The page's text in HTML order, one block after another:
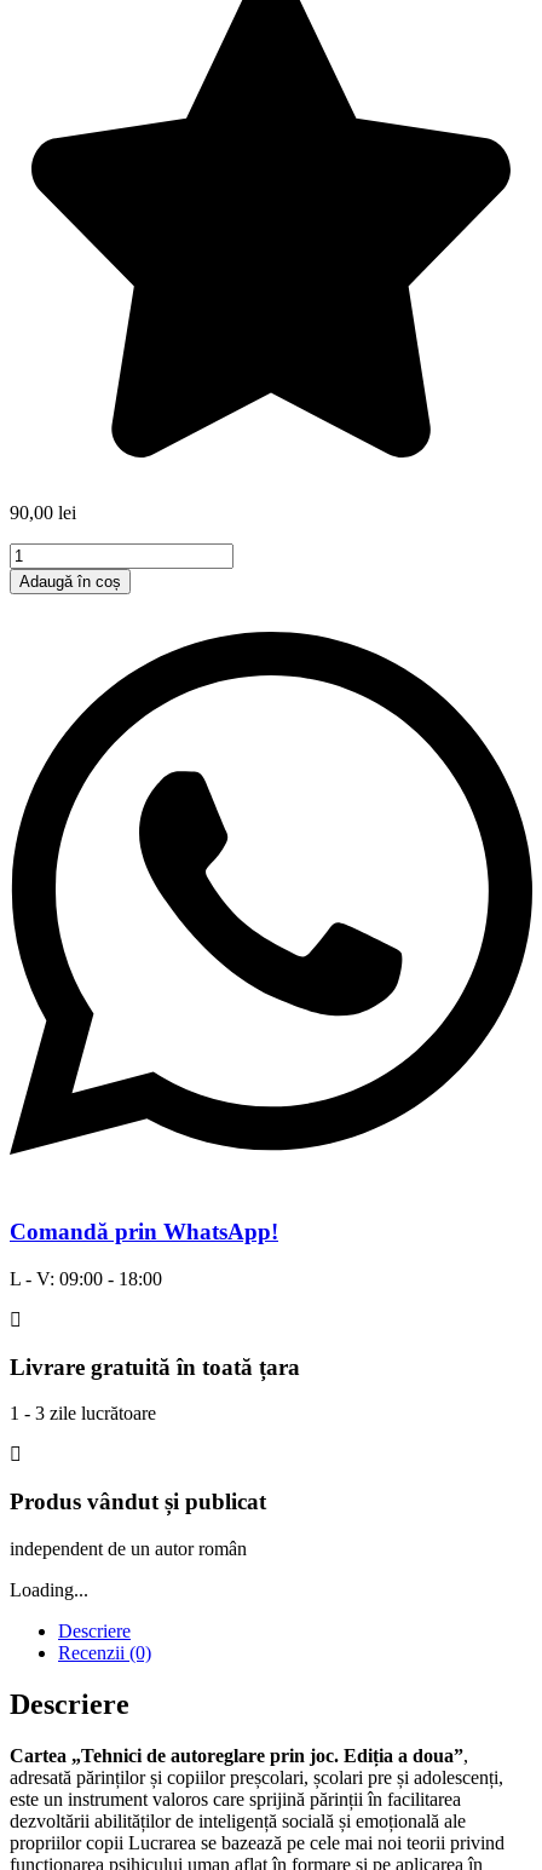
90,00 lei
Cantitate
Tehnici
de
Ediția
doua
Adaugă în coș
Comandă prin WhatsApp!
L - V: 09:00 - 18:00
Livrare gratuită în toată țara
1 - 3 zile lucrătoare
Produs vândut și publicat
independent de un autor român
Loading...
Descriere
Recenzii (0)
Descriere
Cartea „Tehnici de autoreglare prin joc. Ediția a doua”,
adresată părinților și copiilor preșcolari, școlari pre și adolescenți,
este un instrument valoros care sprijină părinții în facilitarea
dezvoltării abilităților de inteligență socială și emoțională ale
propriilor copii Lucrarea se bazează pe cele mai noi teorii privind
funcționarea psihicului uman aflat în formare și pe aplicarea în